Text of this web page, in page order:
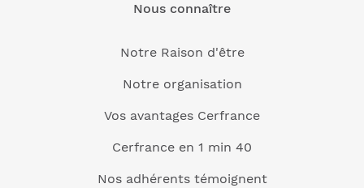
Nous connaître
Notre Raison d'être
Notre organisation
Vos avantages Cerfrance
Cerfrance en 1 min 40
Nos adhérents témoignent